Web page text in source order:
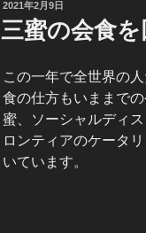
投
稿
日:
2021年2月9日
三蜜の会食を
この一年で全世界の
食の仕方もいままで
蜜、ソーシャルディ
ロンティアのケータ
いています。